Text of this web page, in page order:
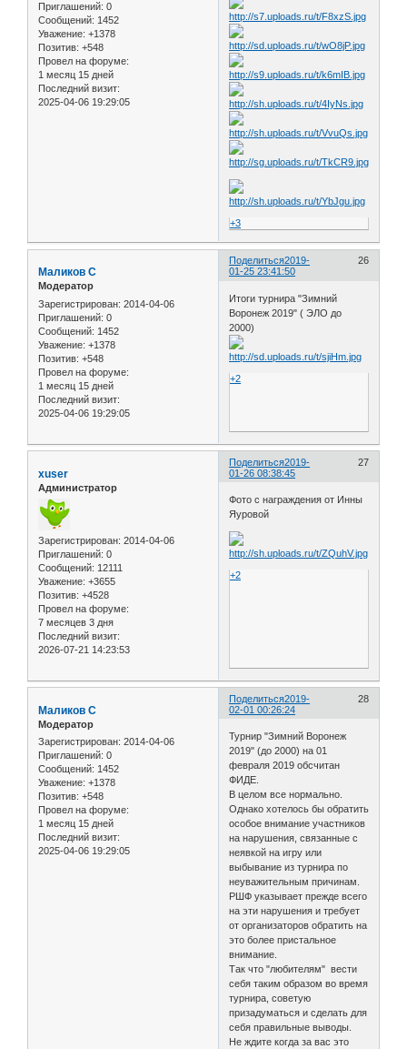
Приглашений: 0
Сообщений: 1452
Уважение: +1378
Позитив: +548
Провел на форуме:
1 месяц 15 дней
Последний визит:
2025-04-06 19:29:05
+3
Поделиться 26
2019-
01-25 23:41:50
Маликов С
Модератор
Зарегистрирован: 2014-04-06
Приглашений: 0
Сообщений: 1452
Уважение: +1378
Позитив: +548
Провел на форуме:
1 месяц 15 дней
Последний визит:
2025-04-06 19:29:05
Итоги турнира "Зимний
Воронеж 2019" ( ЭЛО до
2000)
+2
Поделиться 27
2019-
01-26 08:38:45
xuser
Администратор
Зарегистрирован: 2014-04-06
Приглашений: 0
Сообщений: 12111
Уважение: +3655
Позитив: +4528
Провел на форуме:
7 месяцев 3 дня
Последний визит:
2026-07-21 14:23:53
Фото с награждения от Инны
Яуровой
+2
Поделиться 28
2019-
02-01 00:26:24
Маликов С
Модератор
Зарегистрирован: 2014-04-06
Приглашений: 0
Сообщений: 1452
Уважение: +1378
Позитив: +548
Провел на форуме:
1 месяц 15 дней
Последний визит:
2025-04-06 19:29:05
Турнир "Зимний Воронеж
2019" (до 2000) на 01
февраля 2019 обсчитан
ФИДЕ.
В целом все нормально.
Однако хотелось бы обратить
особое внимание участников
на нарушения, связанные с
неявкой на игру или
выбывание из турнира по
неуважительным причинам.
РШФ указывает прежде всего
на эти нарушения и требует
от организаторов обратить на
это более пристальное
внимание.
Так что "любителям" вести
себя таким образом во время
турнира, советую
призадуматься и сделать для
себя правильные выводы.
Не ждите когда за вас это